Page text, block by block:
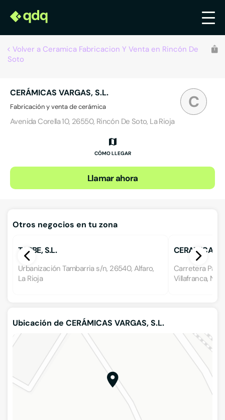
Volver a Ceramica Fabricacion Y Venta en Rincón De
Soto
C
CERÁMICAS VARGAS, S.L.
Fabricación y venta de cerámica
Avenida Corella 10, 26550, Rincón De Soto, La Rioja
CÓMO LLEGAR
Llamar ahora
Otros negocios en tu zona
TARBE, S.L.
Urbanización Tambarria s/n, 26540, Alfaro,
La Rioja
CERAMICAS
Carretera
Villafranca,
Ubicación de CERÁMICAS VARGAS, S.L.